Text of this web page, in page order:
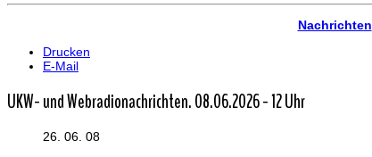
Nachrichten
Drucken
E-Mail
UKW- und Webradionachrichten. 08.06.2026 - 12 Uhr
26. 06. 08